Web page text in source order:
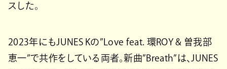
スした。
2023年にもJUNES Kの”Love feat. 環ROY & 曽我部
恵一”で共作をしている両者。新曲”Breath”は、JUNES